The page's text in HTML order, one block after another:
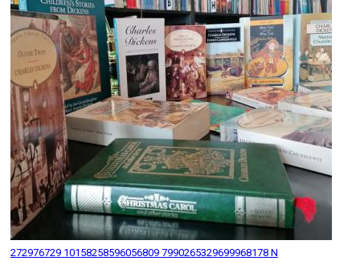
272976729 10158258596056809 7990265329699968178 N